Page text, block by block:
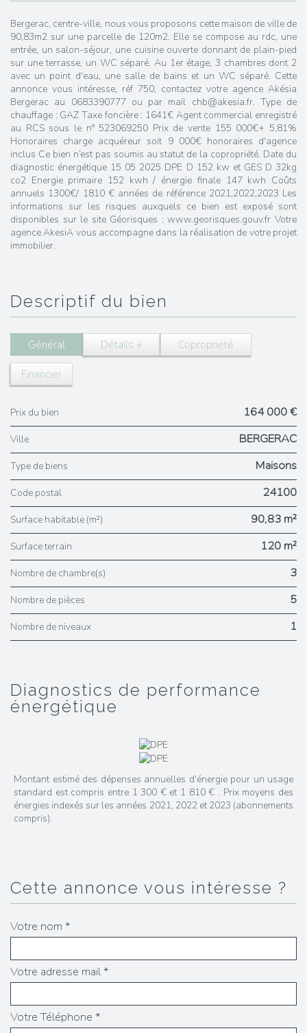
Bergerac, centre-ville, nous vous proposons cette maison de ville de
90,83m2 sur une parcelle de 120m2. Elle se compose au rdc, une
entrée, un salon-séjour, une cuisine ouverte donnant de plain-pied
sur une terrasse, un WC séparé. Au 1er étage, 3 chambres dont 2
avec un point d'eau, une salle de bains et un WC séparé. Cette
annonce vous intéresse, réf 750, contactez votre agence Akésia
Bergerac au 0683390777 ou par mail chb@akesia.fr. Type de
chauffage : GAZ Taxe foncière : 1641€ Agent commercial enregistré
au RCS sous le n° 523069250 Prix de vente 155 000€+ 5,81%
Honoraires charge acquéreur soit 9 000€ honoraires d'agence
inclus Ce bien n’est pas soumis au statut de la copropriété. Date du
diagnostic énergétique 15 05 2025 DPE D 152 kw et GES D 32kg
co2 Energie primaire 152 kwh / énergie finale 147 kwh Coûts
annuels 1300€/ 1810 € années de référence 2021,2022,2023 Les
informations sur les risques auxquels ce bien est exposé sont
disponibles sur le site Géorisques : www.georisques.gouv.fr Votre
agence AkesiA vous accompagne dans la réalisation de votre projet
immobilier.
descriptif du bien
Général Détails + Copropriété
Financier
Prix du bien 164 000 €
Ville BERGERAC
Type de biens Maisons
Code postal 24100
Surface habitable (m²) 90,83 m²
surface terrain 120 m²
Nombre de chambre(s) 3
Nombre de pièces 5
Nombre de niveaux 1
diagnostics de performance
énergétique
Montant estimé des dépenses annuelles d'énergie pour un usage
standard est compris entre 1 300 € et 1 810 € . Prix moyens des
énergies indexés sur les années 2021, 2022 et 2023 (abonnements
compris).
cette annonce vous intéresse ?
Votre nom *
Votre adresse mail *
Votre Téléphone *